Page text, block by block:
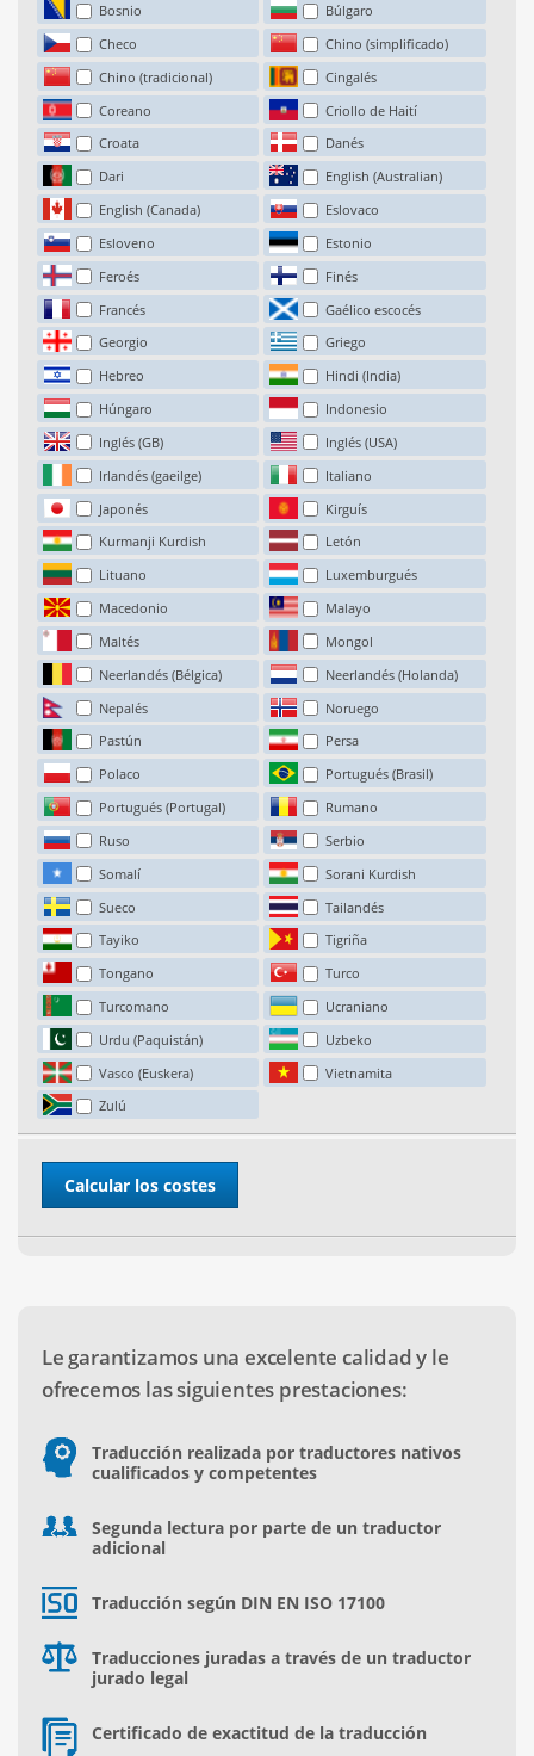
Bosnio
Búlgaro
Checo
Chino (simplificado)
Chino (tradicional)
Cingalés
Coreano
Criollo de Haití
Croata
Danés
Dari
English (Australian)
English (Canada)
Eslovaco
Esloveno
Estonio
Feroés
Finés
Francés
Gaélico escocés
Georgio
Griego
Hebreo
Hindi (India)
Húngaro
Indonesio
Inglés (GB)
Inglés (USA)
Irlandés (gaeilge)
Italiano
Japonés
Kirguís
Kurmanji Kurdish
Letón
Lituano
Luxemburgués
Macedonio
Malayo
Maltés
Mongol
Neerlandés (Bélgica)
Neerlandés (Holanda)
Nepalés
Noruego
Pastún
Persa
Polaco
Portugués (Brasil)
Portugués (Portugal)
Rumano
Ruso
Serbio
Somalí
Sorani Kurdish
Sueco
Tailandés
Tayiko
Tigriña
Tongano
Turco
Turcomano
Ucraniano
Urdu (Paquistán)
Uzbeko
Vasco (Euskera)
Vietnamita
Zulú
Le garantizamos una excelente calidad y le
ofrecemos las siguientes prestaciones:
Traducción realizada por traductores nativos
cualificados y competentes
Segunda lectura por parte de un traductor
adicional
Traducción según DIN EN ISO 17100
Traducciones juradas a través de un traductor
jurado legal
Certificado de exactitud de la traducción